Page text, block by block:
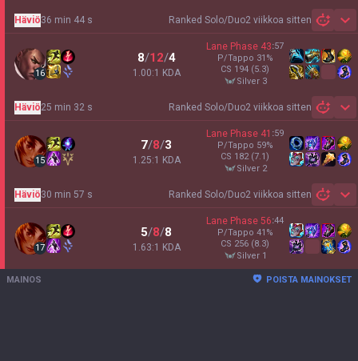
Ranked Solo/Duo2 viikkoa sitten
Häviö36 min 44 s
16
8/12/4
1.00:1 KDA
Lane Phase 43:57
P/Tappo 31 %
CS 194 (5.3)
silver 3
Ranked Solo/Duo2 viikkoa sitten
Häviö25 min 32 s
15
7/8/3
1.25:1 KDA
Lane Phase 41 :59
P/Tappo 59%
CS 182 (7.1)
silver 2
Ranked Solo/Duo2 viikkoa sitten
Häviö30 min 57 s
17
5/8/8
1.63:1 KDA
Lane Phase 56:44
P/Tappo 41 %
CS 256 (8.3)
silver 1
MAINOS POISTA MAINOKSET